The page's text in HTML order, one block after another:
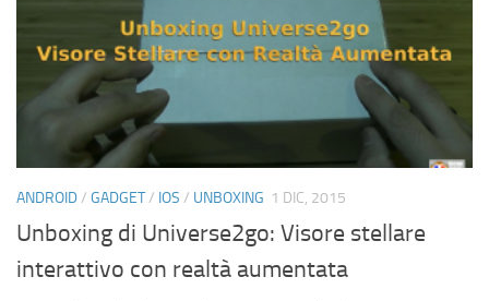
Recensioni
Contact Us
Privacy
Cerca
ANDROID/ GADGET/ IOS / UNBOXING 1 DIC, 2015
Unboxing di Universe2go: Visore stellare
interattivo con realtà aumentata